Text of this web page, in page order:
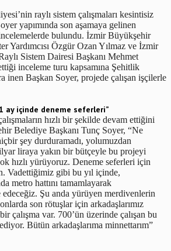
raylı sistem çalışmaları kesintisiz
yapımında son aşamaya gelinen
bulundu. İzmir Büyükşehir
Yardımcısı Özgür Ozan Yılmaz ve İzmir
Sistem Dairesi Başkanı Mehmet
inceleme turu kapsamına Şehitlik
inen Başkan Soyer, projede çalışan işçilerle
ay içinde deneme seferleri”
hızlı bir şekilde devam ettiğini
Belediye Başkanı Tunç Soyer, “Ne
şey durduramadı, yolumuzdan
liraya yakın bir bütçeyle bu projeyi
hızlı yürüyoruz. Deneme seferleri için
Vadettiğimiz gibi bu yıl içinde,
metro hattını tamamlayarak
edeceğiz. Şu anda yürüyen merdivenlerin
son rötuşlar için arkadaşlarımız
çalışma var. 700’ün üzerinde çalışan bu
Bütün arkadaşlarıma minnettarım”